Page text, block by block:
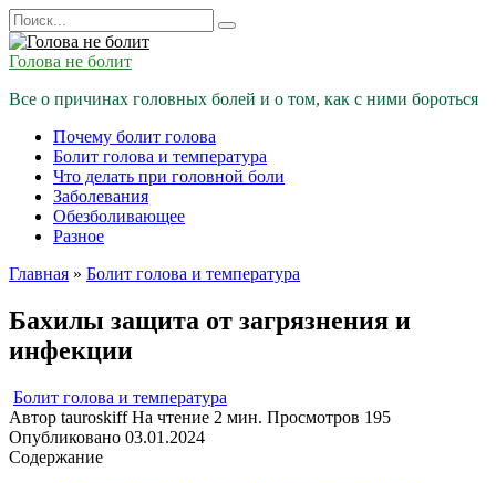
Перейти
к
содержанию
Search
for:
Голова не болит
Все о причинах головных болей и о том, как с ними бороться
Почему болит голова
Болит голова и температура
Что делать при головной боли
Заболевания
Обезболивающее
Разное
Главная » Болит голова и температура
Бахилы защита от загрязнения и
инфекции
Болит голова и температура
Автор tauroskiff На чтение 2 мин. Просмотров 195
Опубликовано 03.01.2024
Содержание